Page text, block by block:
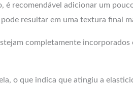
é recomendável adicionar um
resultar em uma textura final
completamente incorporados
o que indica que atingiu a